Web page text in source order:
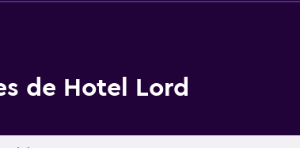
de Hotel Lord